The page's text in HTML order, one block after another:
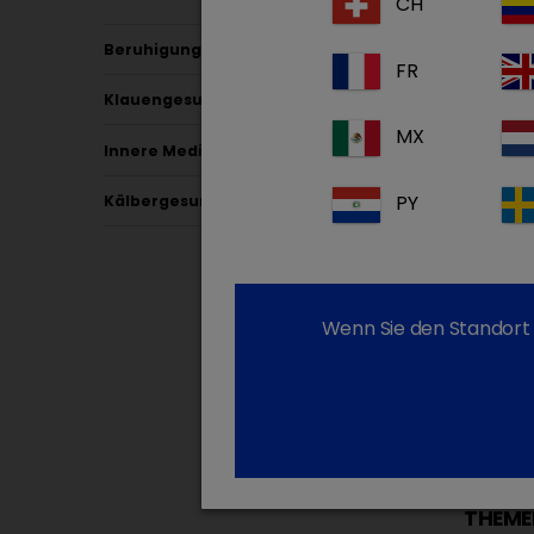
Beruhigung & Schmerz
Klauengesundheit
Innere Medizin
Kälbergesundheit
FR
MX
PY
Wenn Sie den